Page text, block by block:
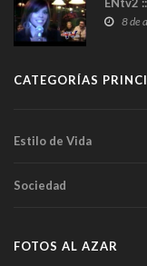
8 de
CATEGORÍAS
Estilo de Vida
Sociedad
FOTOS AL AZAR